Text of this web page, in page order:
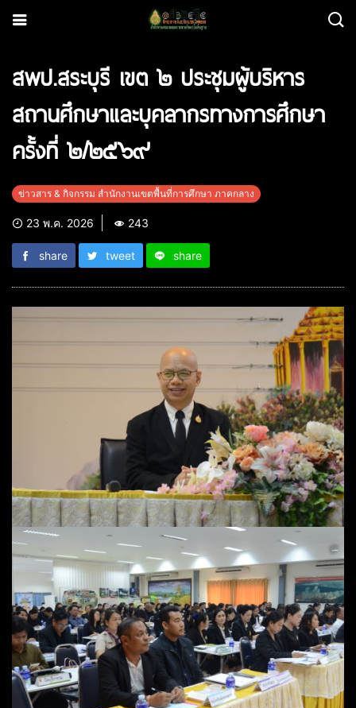
สพป.สระบุรี เขต ๒ ประชุมผู้บริหาร
สถานศึกษาและบุคลากรทางการศึกษา
ครั้งที่ ๒/๒๕๖๙
ข่าวสาร & กิจกรรม สำนักงานเขตพื้นที่การศึกษา ภาคกลาง
23 พ.ค. 2026 243
share tweet share